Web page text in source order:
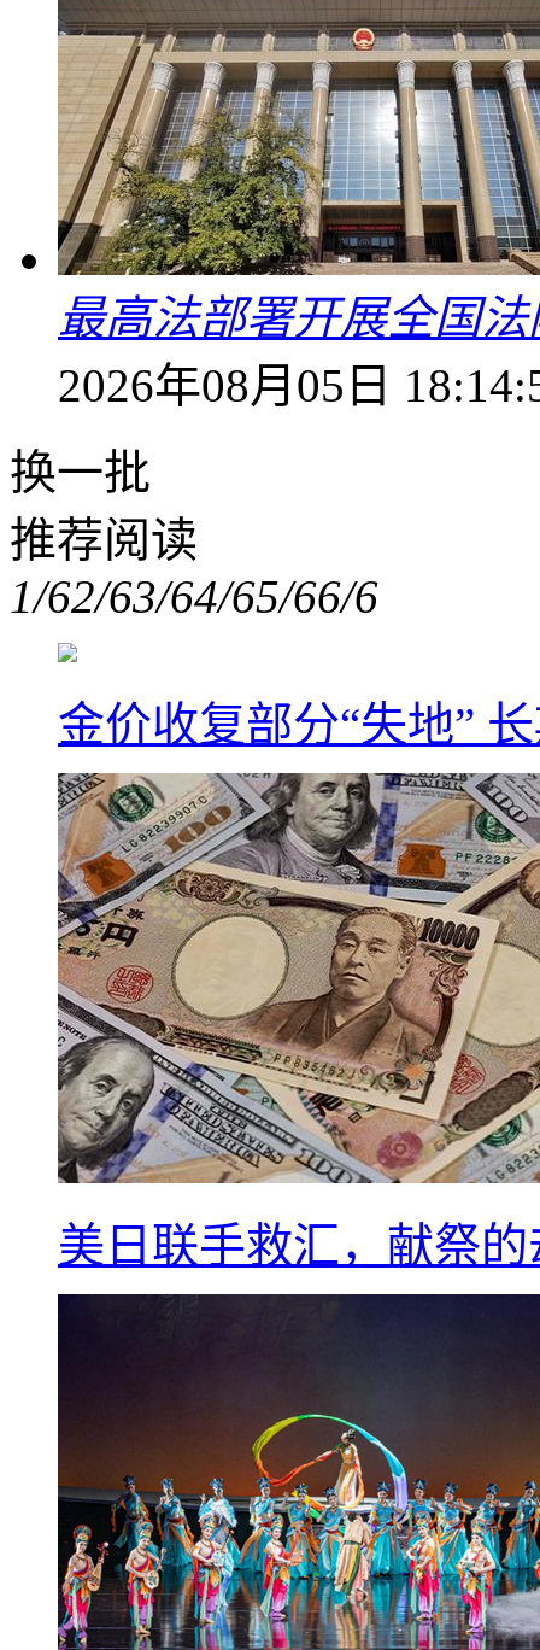
最高法部署开展全国
2026年08月05日
换一批
推荐阅读
1/62/63/64/65/66/6
金价收复部分“失地”
美日联手救汇，献祭